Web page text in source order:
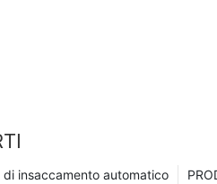
di insaccamento automatico